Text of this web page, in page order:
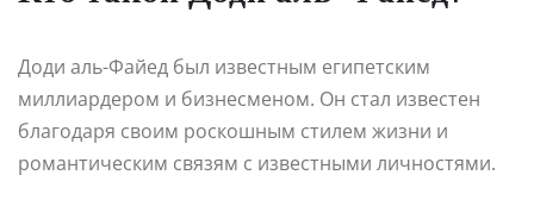
Доди аль-Файед был известным египетским
миллиардером и бизнесменом. Он стал известен
благодаря своим роскошным стилем жизни и
романтическим связям с известными личностями.